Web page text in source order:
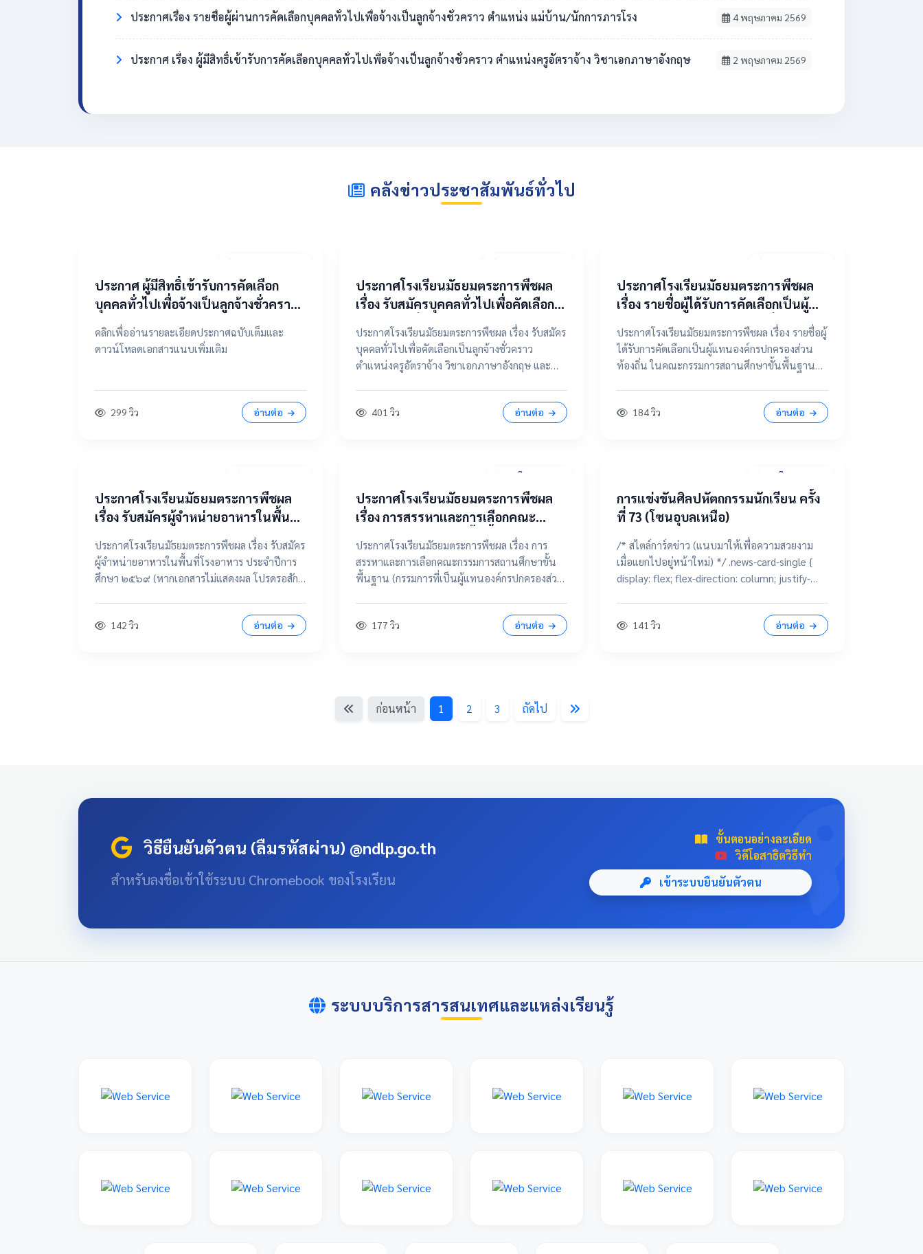
ประกาศเรื่อง รายชื่อผู้ผ่านการคัดเลือกบุคคลทั่วไปเพื่อจ้างเป็นลูกจ้างชั่วคราว ตำแหน่ง แม่บ้าน/นักการภารโรง 4 พฤษภาคม 2569
ประกาศ เรื่อง ผู้มีสิทธิ์เข้ารับการคัดเลือกบุคคลทั่วไปเพื่อจ้างเป็นลูกจ้างชั่วคราว ตำแหน่งครูอัตราจ้าง วิชาเอกภาษาอังกฤษ 2 พฤษภาคม 2569
คลังข่าวประชาสัมพันธ์ทั่วไป
​ประกาศ ผู้มีสิทธิ์เข้ารับการคัดเลือก
บุคคลทั่วไปเพื่อจ้างเป็นลูกจ้างชั่วคราว
ตำแหน่งแม่บ้าน/นักการภารโรง
คลิกเพื่ออ่านรายละเอียดประกาศฉบับเต็มและ
ดาวน์โหลดเอกสารแนบเพิ่มเติม
299 วิว อ่านต่อ
ประกาศโรงเรียนมัธยมตระการพืชผล
เรื่อง รับสมัครบุคคลทั่วไปเพื่อคัดเลือก
เป็นลูกจ้างชั่วคราว ตำแหน่งครูอัตรา
จ้าง วิชาเอกภาษาอังกฤษ และ ตำแหน่ง
แม่บ้าน / นักการภารโรง
ประกาศโรงเรียนมัธยมตระการพืชผล เรื่อง รับสมัคร
บุคคลทั่วไปเพื่อคัดเลือกเป็นลูกจ้างชั่วคราว
ตำแหน่งครูอัตราจ้าง วิชาเอกภาษาอังกฤษ และ
ละเอียด / เอกสารแนบ
401 วิว อ่านต่อ
ประกาศโรงเรียนมัธยมตระการพืชผล
เรื่อง รายชื่อผู้ได้รับการคัดเลือกเป็นผู้
แทนองค์กรปกครองส่วนท้องถิ่น ในคณะ
กรรมการสถานศึกษาขั้นพื้นฐาน
ประกาศโรงเรียนมัธยมตระการพืชผล เรื่อง รายชื่อผู้
ได้รับการคัดเลือกเป็นผู้แทนองค์กรปกครองส่วน
ท้องถิ่น ในคณะกรรมการสถานศึกษาขั้นพื้นฐาน
184 วิว อ่านต่อ
ประกาศโรงเรียนมัธยมตระการพืชผล
เรื่อง รับสมัครผู้จำหน่ายอาหารในพื้นที่
โรงอาหาร ประจำปีการศึกษา ๒๕๖๙
ประกาศโรงเรียนมัธยมตระการพืชผล เรื่อง รับสมัคร
ผู้จำหน่ายอาหารในพื้นที่โรงอาหาร ประจำปีการ
ศึกษา ๒๕๖๙ (หากเอกสารไม่แสดงผล โปรดรอสัก
ไฟล์ต้นฉบับ
142 วิว อ่านต่อ
31 มีนาคม 2569
ประกาศโรงเรียนมัธยมตระการพืชผล
เรื่อง การสรรหาและการเลือกคณะ
กรรมการสถานศึกษาขั้นพื้นฐาน
(กรรมการที่เป็นผู้แทนองค์กรปกครอง
ส่วนท้องถิ่น แทนตำแหน่งว่าง)
ประกาศโรงเรียนมัธยมตระการพืชผล เรื่อง การ
สรรหาและการเลือกคณะกรรมการสถานศึกษาขั้น
พื้นฐาน (กรรมการที่เป็นผู้แทนองค์กรปกครองส่วน
177 วิว อ่านต่อ
28 มีนาคม 2569
การแข่งขันศิลปหัตถกรรมนักเรียน ครั้ง
ที่ 73 (โซนอุบลเหนือ)
/* สไตล์การ์ดข่าว (แนบมาให้เพื่อความสวยงาม
เมื่อแยกไปอยู่หน้าใหม่) */ .news-card-single {
display: flex; flex-direction: column; justify-
text-decoration: none !important; color: white
subtitle { font-size: 16px; opacity: 0.9; z-index:
141 วิว อ่านต่อ
ก่อนหน้า 1 2 3 ถัดไป
วิธียืนยันตัวตน (ลืมรหัสผ่าน) @ndlp.go.th
สำหรับลงชื่อเข้าใช้ระบบ Chromebook ของโรงเรียน
ขั้นตอนอย่างละเอียด
วิดีโอสาธิตวิธีทำ
เข้าระบบยืนยันตัวตน
ระบบบริการสารสนเทศและแหล่งเรียนรู้